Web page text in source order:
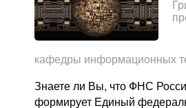
кафедры информационных
Знаете ли Вы, что ФНС
формирует Единый